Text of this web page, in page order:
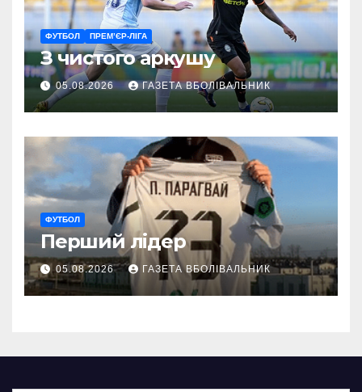
ФУТБОЛ ПРЕМ’ЄР-ЛІГА
З чистого аркушу
05.08.2026 ГАЗЕТА ВБОЛІВАЛЬНИК
ФУТБОЛ
Перший лідер
05.08.2026 ГАЗЕТА ВБОЛІВАЛЬНИК